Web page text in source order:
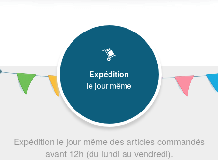
Expédition
le jour même
Expédition le jour même des articles commandés
avant 12h (du lundi au vendredi).